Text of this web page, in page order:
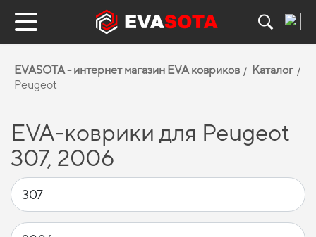
EVASOTA - интернет магазин EVA ковриков
Каталог
Peugeot
EVA-коврики для Peugeot
307, 2006